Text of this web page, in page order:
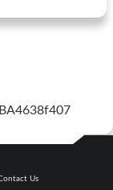
Us